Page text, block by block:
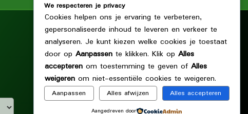
Adres: complex Tuin:
Prins Alexanderlaan 400,
2902 LL Capelle aan den IJssel.
We respecteren je privacy
Cookies helpen ons je ervaring te verbeteren,
gepersonaliseerde inhoud te leveren en verkeer te
analyseren. Je kunt kiezen welke cookies je toestaat
door op Aanpassente klikken. Klik op Alles
accepterenom toestemming te geven of Alles
weigerenom niet-essentiële cookies te weigeren.
Aanpassen Alles afwijzen Alles accepteren
Aangedreven door